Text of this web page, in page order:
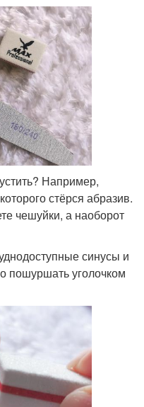
Например,
стёрся абразив.
чешуйки, а наоборот
синусы и
пошуршать уголочком